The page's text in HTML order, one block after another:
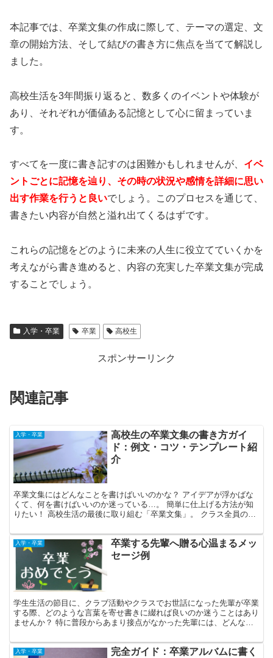
本記事では、卒業文集の作成に際して、テーマの選定、文
章の開始方法、そして結びの書き方に焦点を当てて解説し
ました。
高校生活を3年間振り返ると、数多くのイベントや体験が
あり、それぞれが価値ある記憶として心に留まっていま
す。
すべてを一度に書き記すのは困難かもしれませんが、 イベ
ントごとに記憶を辿り、その時の状況や感情を詳細に思い
出す作業を行うと良いでしょう。このプロセスを通じて、
書きたい内容が自然と溢れ出てくるはずです。
これらの記憶をどのように未来の人生に役立てていくかを
考えながら書き進めると、内容の充実した卒業文集が完成
することでしょう。
入学・卒業 卒業 高校生
スポンサーリンク
関連記事
入学・卒業
高校生の卒業文集の書き方ガイ
ド：例文・コツ・テンプレート紹
介
卒業文集にはどんなことを書けばいいのかな？ アイデアが浮かばな
くて、何を書けばいいのか迷っている…。 簡単に仕上げる方法が知
りたい！ 高校生活の最後に取り組む「卒業文集」。 クラス全員の文
入学・卒業
卒業する先輩へ贈る心温まるメッ
セージ例
学生生活の節目に、クラブ活動やクラスでお世話になった先輩が卒業
する際、どのような言葉を寄せ書きに綴れば良いのか迷うことはあり
ませんか？ 特に普段からあまり接点がなかった先輩には、どんなメ
入学・卒業
完全ガイド：卒業アルバムに書く